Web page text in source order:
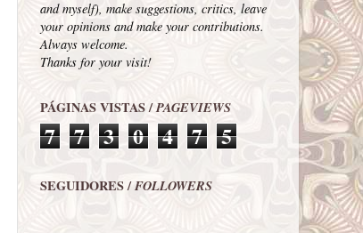
and myself), make suggestions, critics, leave
your opinions and make your contributions.
Always welcome.
Thanks for your visit!
PÁGINAS VISTAS /PAGEVIEWS
7 7 3 0 4 7 5
SEGUIDORES /FOLLOWERS